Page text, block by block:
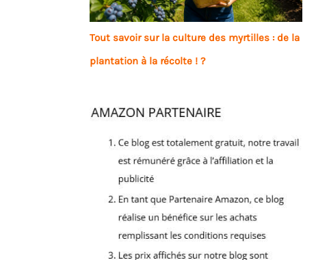
Tout savoir sur la culture des myrtilles : de la
plantation à la récolte ! ?